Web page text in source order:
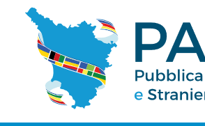
Skip to main content